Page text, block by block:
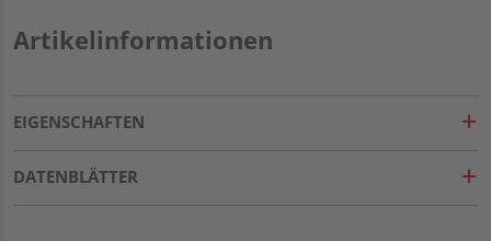
Artikelinformationen
EIGENSCHAFTEN
DATENBLÄTTER